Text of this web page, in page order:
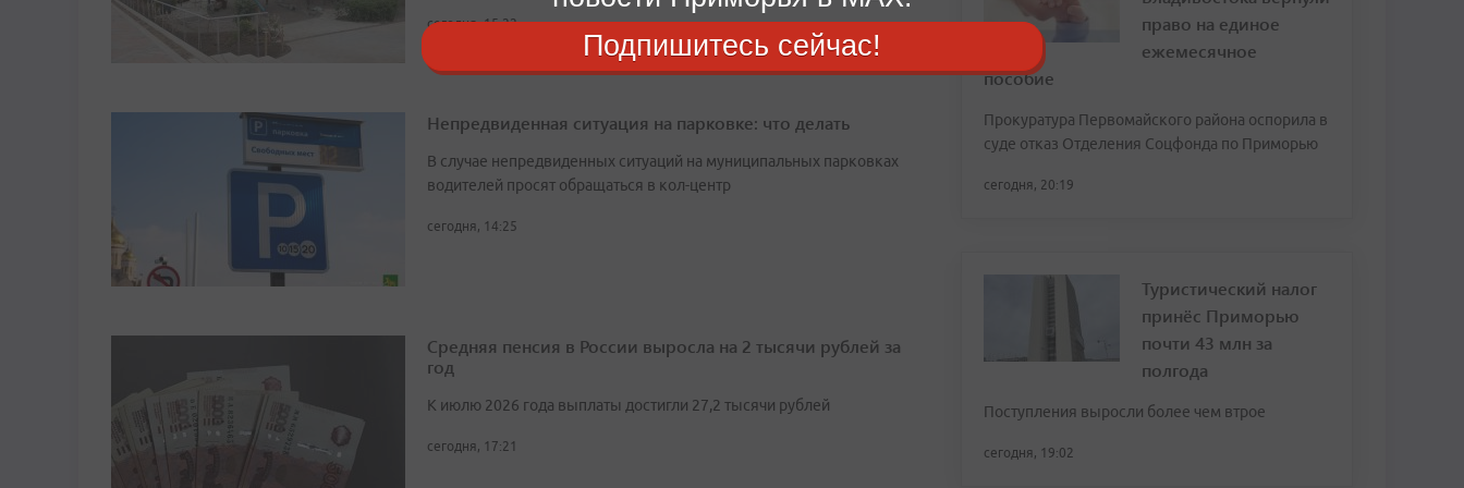
сегодня, 15:22
Непредвиденная ситуация на парковке: что делать
В случае непредвиденных ситуаций на муниципальных парковках
водителей просят обращаться в кол-центр
сегодня, 14:25
Средняя пенсия в России выросла на 2 тысячи рублей за
год
К июлю 2026 года выплаты достигли 27,2 тысячи рублей
сегодня, 17:21
право на единое
ежемесячное
пособие
Прокуратура Первомайского района оспорила в
суде отказ Отделения Соцфонда по Приморью
сегодня, 20:19
Туристический налог
принёс Приморью
почти 43 млн за
полгода
Поступления выросли более чем втрое
сегодня, 19:02
Подпишитесь сейчас!